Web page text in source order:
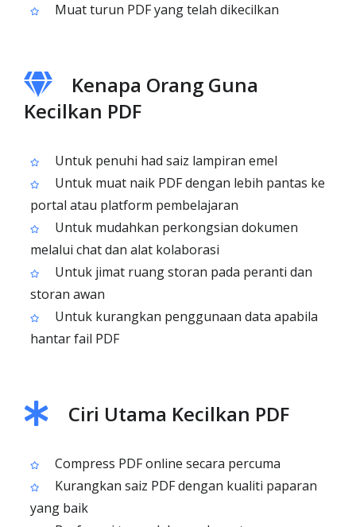
Muat turun PDF yang telah dikecilkan
Kenapa Orang Guna
Kecilkan PDF
Untuk penuhi had saiz lampiran emel
Untuk muat naik PDF dengan lebih pantas ke
portal atau platform pembelajaran
Untuk mudahkan perkongsian dokumen
melalui chat dan alat kolaborasi
Untuk jimat ruang storan pada peranti dan
storan awan
Untuk kurangkan penggunaan data apabila
hantar fail PDF
Ciri Utama Kecilkan PDF
Compress PDF online secara percuma
Kurangkan saiz PDF dengan kualiti paparan
yang baik